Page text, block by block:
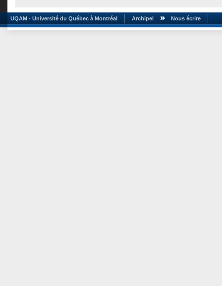
UQAM - Université du Québec à Montréal Archipel Nous écrire